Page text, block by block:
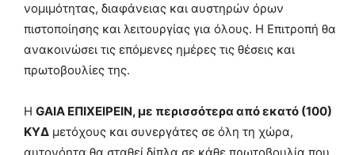
νομιμότητας, διαφάνειας και αυστηρών όρων
πιστοποίησης και λειτουργίας για όλους. Η Επιτροπή θα
ανακοινώσει τις επόμενες ημέρες τις θέσεις και
πρωτοβουλίες της.
Η GAIA ΕΠΙΧΕΙΡΕΙΝ, με περισσότερα από εκατό (100)
ΚΥΔ μετόχους και συνεργάτες σε όλη τη χώρα,